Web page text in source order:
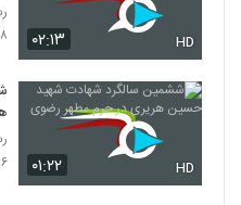
۰۲:۱۳ HD
۱۸
۰۱:۲۲ HD
۱۶